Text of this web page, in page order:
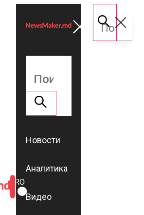
ROMÂNĂ
RU
Новости
Аналитика
Видео